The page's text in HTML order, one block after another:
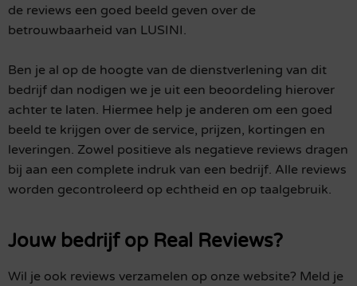
de reviews een goed beeld geven over de
betrouwbaarheid van LUSINI.
Ben je al op de hoogte van de dienstverlening van dit
bedrijf dan nodigen we je uit een beoordeling hierover
achter te laten. Hiermee help je anderen om een goed
beeld te krijgen over de service, prijzen, kortingen en
leveringen. Zowel positieve als negatieve reviews dragen
bij aan een complete indruk van een bedrijf. Alle reviews
worden gecontroleerd op echtheid en op taalgebruik.
Jouw bedrijf op Real Reviews?
Wil je ook reviews verzamelen op onze website? Meld je